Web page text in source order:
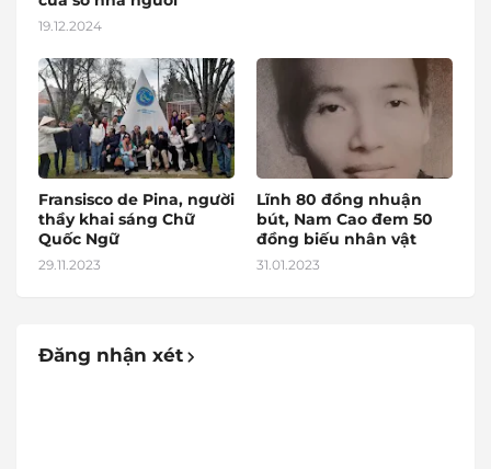
19.12.2024
Fransisco de Pina, người
thầy khai sáng Chữ
Quốc Ngữ
29.11.2023
Lĩnh 80 đồng nhuận
bút, Nam Cao đem 50
đồng biếu nhân vật
31.01.2023
Đăng nhận xét